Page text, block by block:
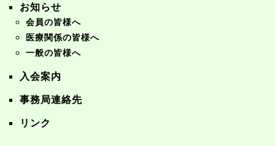
お知らせ
会員の皆様へ
医療関係の皆様へ
一般の皆様へ
入会案内
事務局連絡先
リンク